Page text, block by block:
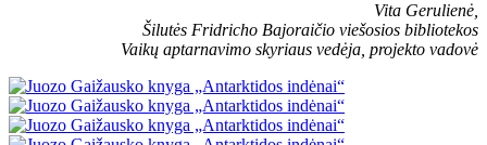
Vita Gerulienė,
Šilutės Fridricho Bajoraičio viešosios bibliotekos
Vaikų aptarnavimo skyriaus vedėja, projekto vadovė